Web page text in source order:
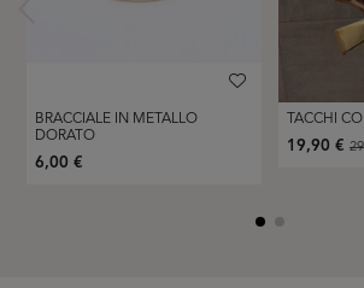
BRACCIALE IN METALLO
DORATO
6,00 €
TACCHI
19,90 €